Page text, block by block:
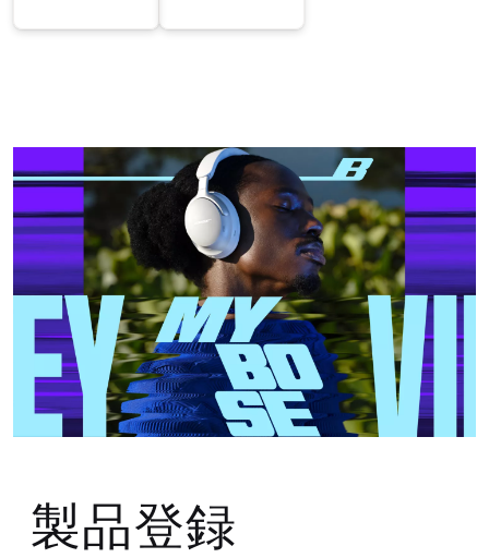
製品登録